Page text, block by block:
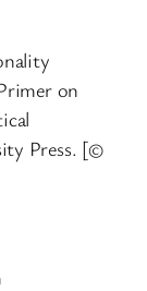
on
Press. [©